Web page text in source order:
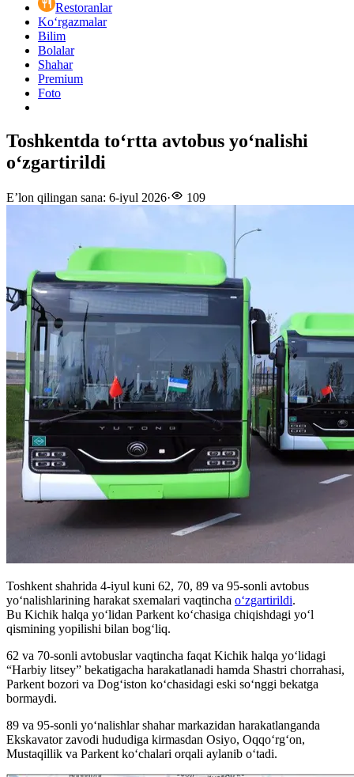
Restoranlar
Ko‘rgazmalar
Bilim
Bolalar
Shahar
Premium
Foto
Toshkentda to‘rtta avtobus yo‘nalishi
o‘zgartirildi
E’lon qilingan sana: 6-iyul 2026· 109
Toshkent shahrida 4-iyul kuni 62, 70, 89 va 95-sonli avtobus
yo‘nalishlarining harakat sxemalari vaqtincha o‘zgartirildi.
Bu Kichik halqa yo‘lidan Parkent ko‘chasiga chiqishdagi yo‘l
qismining yopilishi bilan bog‘liq.
62 va 70-sonli avtobuslar vaqtincha faqat Kichik halqa yo‘lidagi
“Harbiy litsey” bekatigacha harakatlanadi hamda Shastri chorrahasi,
Parkent bozori va Dog‘iston ko‘chasidagi eski so‘nggi bekatga
bormaydi.
89 va 95-sonli yo‘nalishlar shahar markazidan harakatlanganda
Ekskavator zavodi hududiga kirmasdan Osiyo, Oqqo‘rg‘on,
Mustaqillik va Parkent ko‘chalari orqali aylanib o‘tadi.